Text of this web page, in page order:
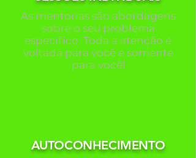
As mentorias são abordagens
sobre o seu problema
específico. Toda a atenção é
voltada para você e somente
para você!
AUTOCONHECIMENTO